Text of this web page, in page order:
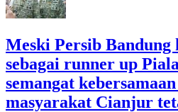
Meski Persib Bandung
sebagai runner up
semangat
masyarakat Cianjur